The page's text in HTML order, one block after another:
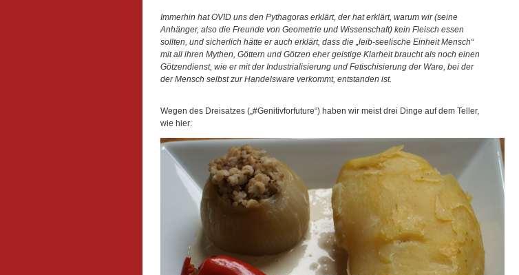
Immerhin hat OVID uns den Pythagoras erklärt, der hat erklärt, warum wir (seine
Anhänger, also die Freunde von Geometrie und Wissenschaft) kein Fleisch essen
sollten, und sicherlich hätte er auch erklärt, dass die „leib-seelische Einheit Mensch“
mit all ihren Mythen, Göttern und Götzen eher geistige Klarheit braucht als noch einen
Götzendienst, wie er mit der Industrialisierung und Fetischisierung der Ware, bei der
der Mensch selbst zur Handelsware verkommt, entstanden ist.
Wegen des Dreisatzes („#Genitivforfuture“) haben wir meist drei Dinge auf dem Teller,
wie hier: